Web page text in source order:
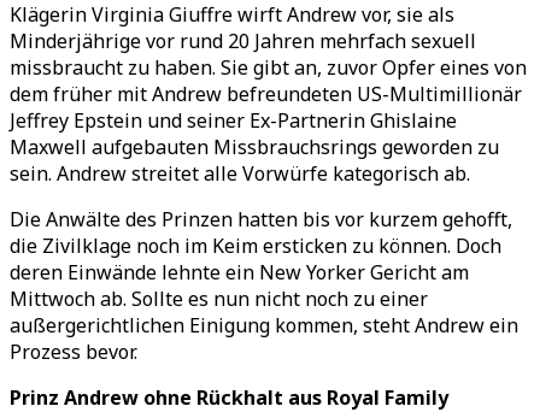
Klägerin Virginia Giuffre wirft Andrew vor, sie als
Minderjährige vor rund 20 Jahren mehrfach sexuell
missbraucht zu haben. Sie gibt an, zuvor Opfer eines von
dem früher mit Andrew befreundeten US-Multimillionär
Jeffrey Epstein und seiner Ex-Partnerin Ghislaine
Maxwell aufgebauten Missbrauchsrings geworden zu
sein. Andrew streitet alle Vorwürfe kategorisch ab.
Die Anwälte des Prinzen hatten bis vor kurzem gehofft,
die Zivilklage noch im Keim ersticken zu können. Doch
deren Einwände lehnte ein New Yorker Gericht am
Mittwoch ab. Sollte es nun nicht noch zu einer
außergerichtlichen Einigung kommen, steht Andrew ein
Prozess bevor.
Prinz Andrew ohne Rückhalt aus Royal Family